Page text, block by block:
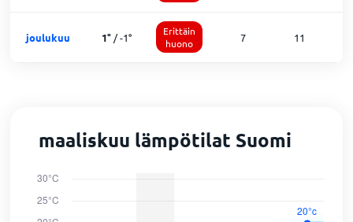
joulukuu 1° /-1°
Erittäin
huono
7 11
maaliskuu lämpötilat Suomi